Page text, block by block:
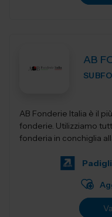
AB
AB Fonderie Italia è il
fonderie. Utilizziamo
fonderia in conchiglia